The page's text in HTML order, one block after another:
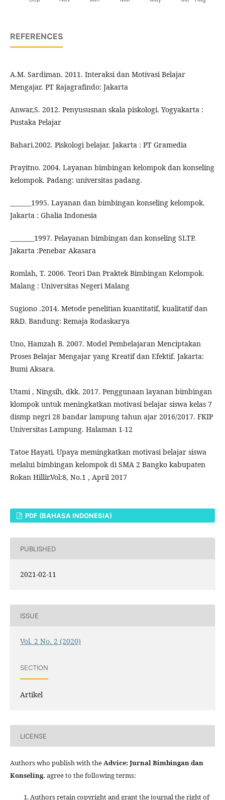
REFERENCES
A.M. Sardiman. 2011. Interaksi dan Motivasi Belajar
Mengajar. PT Rajagrafindo: Jakarta
Anwar,S. 2012. Penyususnan skala piskologi. Yogyakarta :
Pustaka Pelajar
Bahari.2002. Piskologi belajar. Jakarta : PT Gramedia
Prayitno. 2004. Layanan bimbingan kelompok dan konseling
kelompok. Padang: universitas padang.
_______1995. Layanan dan bimbingan konseling kelompok.
Jakarta : Ghalia Indonesia
________1997. Pelayanan bimbingan dan konseling SLTP.
Jakarta :Penebar Akasara
Romlah, T. 2006. Teori Dan Praktek Bimbingan Kelompok.
Malang : Universitas Negeri Malang
Sugiono .2014. Metode penelitian kuantitatif, kualitatif dan
R&D. Bandung: Remaja Rodaskarya
Uno, Hamzah B. 2007. Model Pembelajaran Menciptakan
Proses Belajar Mengajar yang Kreatif dan Efektif. Jakarta:
Bumi Aksara.
Utami , Ningsih, dkk. 2017. Penggunaan layanan bimbingan
klompok untuk meningkatkan motivasi belajar siswa kelas 7
dismp negri 28 bandar lampung tahun ajar 2016/2017. FKIP
Universitas Lampung. Halaman 1-12
Tatoe Hayati. Upaya memingkatkan motivasi belajar siswa
melalui bimbingan kelompok di SMA 2 Bangko kabupaten
Rokan Hillir.Vol:8, No.1 , April 2017
PDF (BAHASA INDONESIA)
PUBLISHED
2021-02-11
ISSUE
Vol. 2 No. 2 (2020)
SECTION
Artikel
LICENSE
Authors who publish with theAdvice: Jurnal Bimbingan dan
Konseling. agree to the following terms:
Authors retain copyright and grant the journal the right of